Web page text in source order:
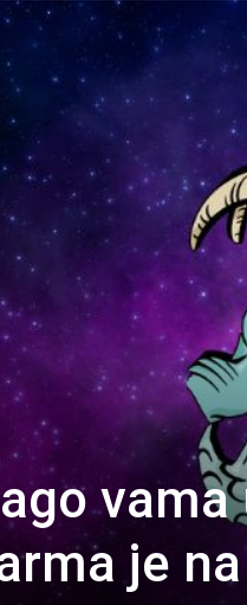
je